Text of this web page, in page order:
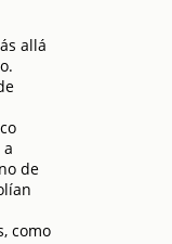
allá
de
como